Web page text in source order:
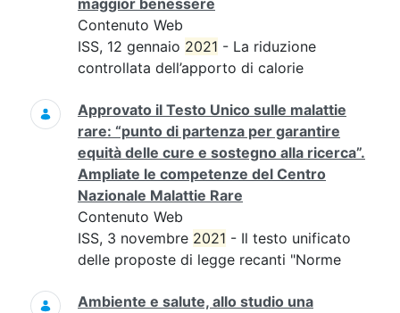
maggior benessere
Contenuto Web
ISS, 12 gennaio 2021 - La riduzione
controllata dell’apporto di calorie
Approvato il Testo Unico sulle malattie
rare: “punto di partenza per garantire
equità delle cure e sostegno alla ricerca”.
Ampliate le competenze del Centro
Nazionale Malattie Rare
Contenuto Web
ISS, 3 novembre 2021 - Il testo unificato
delle proposte di legge recanti "Norme
Ambiente e salute, allo studio una